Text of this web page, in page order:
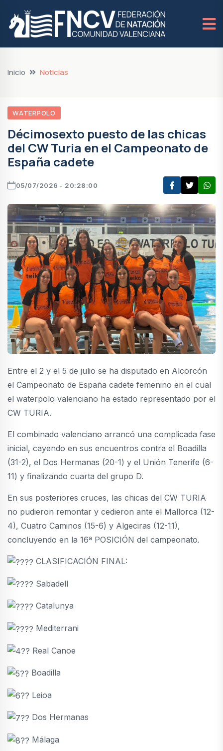
Inicio Noticias
WATERPOLO
Décimosexto puesto de las chicas
del CW Turia en el Campeonato de
España cadete
05/07/2026 - 20:28:00
Entre el 2 y el 5 de julio se ha disputado en Alcorcón
el Campeonato de España cadete femenino en el cual
el waterpolo valenciano ha estado representado por el
CW TURIA.
El combinado valenciano arrancó una complicada fase
inicial, cayendo en sus encuentros contra el Boadilla
(31-2), el Dos Hermanas (20-1) y el Unión Tenerife (6-
11) y finalizando cuarta del grupo D.
En sus posteriores cruces, las chicas del CW TURIA
no pudieron remontar y cedieron ante el Mallorca (12-
4), Cuatro Caminos (15-6) y Algeciras (12-11),
concluyendo en la 16ª POSICIÓN del campeonato.
CLASIFICACIÓN FINAL:
Sabadell
Catalunya
Mediterrani
Real Canoe
Boadilla
Leioa
Dos Hermanas
Málaga